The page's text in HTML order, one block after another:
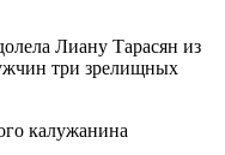
Лиану Тарасян из
три зрелищных
калужанина